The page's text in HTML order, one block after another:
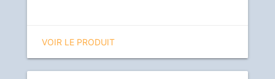
VOIR LE PRODUIT